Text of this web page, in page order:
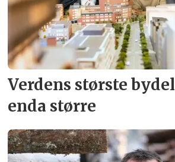
Verdens største bydel
enda større